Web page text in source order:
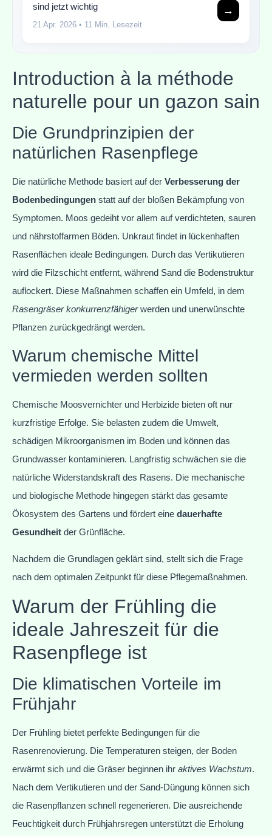
sind jetzt wichtig
21 Apr. 2026 • 11 Min. Lesezeit
→
Introduction à la méthode
naturelle pour un gazon sain
Die Grundprinzipien der
natürlichen Rasenpflege
Die natürliche Methode basiert auf der Verbesserung der
Bodenbedingungen statt auf der bloßen Bekämpfung von
Symptomen. Moos gedeiht vor allem auf verdichteten, sauren
und nährstoffarmen Böden. Unkraut findet in lückenhaften
Rasenflächen ideale Bedingungen. Durch das Vertikutieren
wird die Filzschicht entfernt, während Sand die Bodenstruktur
auflockert. Diese Maßnahmen schaffen ein Umfeld, in dem
Rasengräser konkurrenzfähigerwerden und unerwünschte
Pflanzen zurückgedrängt werden.
Warum chemische Mittel
vermieden werden sollten
Chemische Moosvernichter und Herbizide bieten oft nur
kurzfristige Erfolge. Sie belasten zudem die Umwelt,
schädigen Mikroorganismen im Boden und können das
Grundwasser kontaminieren. Langfristig schwächen sie die
natürliche Widerstandskraft des Rasens. Die mechanische
und biologische Methode hingegen stärkt das gesamte
Ökosystem des Gartens und fördert eine dauerhafte
Gesundheit der Grünfläche.
Nachdem die Grundlagen geklärt sind, stellt sich die Frage
nach dem optimalen Zeitpunkt für diese Pflegemaßnahmen.
Warum der Frühling die
ideale Jahreszeit für die
Rasenpflege ist
Die klimatischen Vorteile im
Frühjahr
Der Frühling bietet perfekte Bedingungen für die
Rasenrenovierung. Die Temperaturen steigen, der Boden
erwärmt sich und die Gräser beginnen ihr aktives Wachstum.
Nach dem Vertikutieren und der Sand-Düngung können sich
die Rasenpflanzen schnell regenerieren. Die ausreichende
Feuchtigkeit durch Frühjahrsregen unterstützt die Erholung